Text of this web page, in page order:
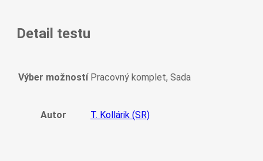
Detail testu
Výber možností Pracovný komplet, Sada
Autor T. Kollárik (SR)